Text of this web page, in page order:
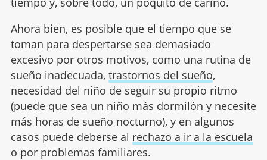
Ahora bien, es posible que el tiempo que se
toman para despertarse sea demasiado
excesivo por otros motivos, como una rutina de
sueño inadecuada, trastornos del sueño,
necesidad del niño de seguir su propio ritmo
(puede que sea un niño más dormilón y necesite
más horas de sueño nocturno), y en algunos
casos puede deberse al rechazo a ir a la escuela
o por problemas familiares.